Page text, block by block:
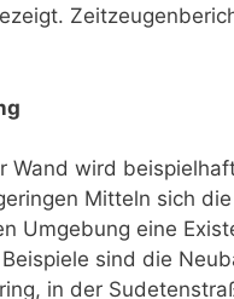
Wand wird
Mitteln sich
Umgebung eine
sind die
in der